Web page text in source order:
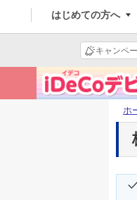
はじめての方へ
キャンペ
ホ